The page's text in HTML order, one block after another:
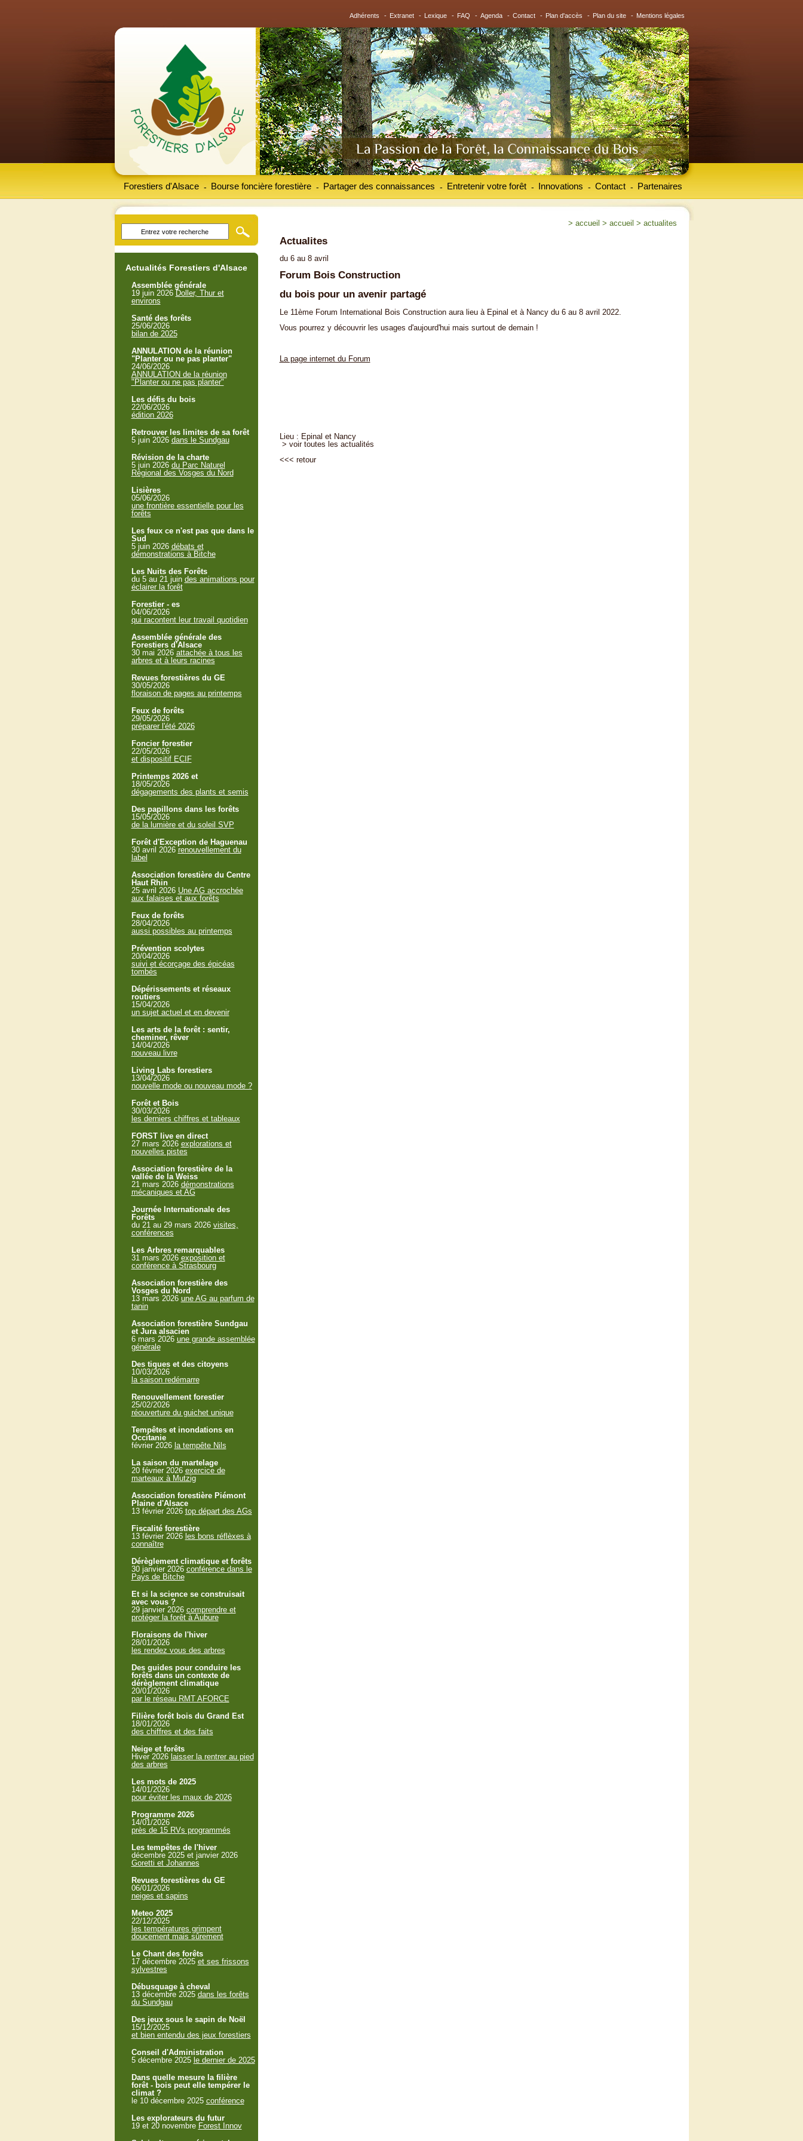
Adhérents - Extranet - Lexique - FAQ - Agenda - Contact - Plan d'accès - Plan du site - Mentions légales
Forestiers d'Alsace Bourse foncière forestière
- Partager des connaissances
- Entretenir votre forêt
- Innovations
- Contact
- Partenaires
-
> accueil > accueil > actualites
Actualites
du 6 au 8 avril
Forum Bois Construction
du bois pour un avenir partagé
Le 11ème Forum International Bois Construction aura lieu à Epinal et à Nancy du 6 au 8 avril 2022.
Vous pourrez y découvrir les usages d'aujourd'hui mais surtout de demain !
La page internet du Forum
Lieu : Epinal et Nancy
> voir toutes les actualités
<<< retour
Actualités Forestiers d'Alsace
Assemblée générale
19 juin 2026 Doller, Thur et
environs
Santé des forêts
25/06/2026
bilan de 2025
ANNULATION de la réunion
"Planter ou ne pas planter"
24/06/2026
ANNULATION de la réunion
"Planter ou ne pas planter"
Les défis du bois
22/06/2026
édition 2026
Retrouver les limites de sa forêt
5 juin 2026 dans le Sundgau
Révision de la charte
5 juin 2026 du Parc Naturel
Régional des Vosges du Nord
Lisières
05/06/2026
une frontière essentielle pour les
forêts
Les feux ce n'est pas que dans le
Sud
5 juin 2026 débats et
démonstrations à Bitche
Les Nuits des Forêts
du 5 au 21 juin des animations pour
éclairer la forêt
Forestier - es
04/06/2026
qui racontent leur travail quotidien
Assemblée générale des
Forestiers d'Alsace
30 mai 2026 attachée à tous les
arbres et à leurs racines
Revues forestières du GE
30/05/2026
floraison de pages au printemps
Feux de forêts
29/05/2026
préparer l'été 2026
Foncier forestier
22/05/2026
et dispositif ECIF
Printemps 2026 et
18/05/2026
dégagements des plants et semis
Des papillons dans les forêts
15/05/2026
de la lumière et du soleil SVP
Forêt d'Exception de Haguenau
30 avril 2026 renouvellement du
label
Association forestière du Centre
Haut Rhin
25 avril 2026 Une AG accrochée
aux falaises et aux forêts
Feux de forêts
28/04/2026
aussi possibles au printemps
Prévention scolytes
20/04/2026
suivi et écorçage des épicéas
tombés
Dépérissements et réseaux
routiers
15/04/2026
un sujet actuel et en devenir
Les arts de la forêt : sentir,
cheminer, rêver
14/04/2026
nouveau livre
Living Labs forestiers
13/04/2026
nouvelle mode ou nouveau mode ?
Forêt et Bois
30/03/2026
les derniers chiffres et tableaux
FORST live en direct
27 mars 2026 explorations et
nouvelles pistes
Association forestière de la
vallée de la Weiss
21 mars 2026 démonstrations
mécaniques et AG
Journée Internationale des
Forêts
du 21 au 29 mars 2026 visites,
conférences
Les Arbres remarquables
31 mars 2026 exposition et
conférence à Strasbourg
Association forestière des
Vosges du Nord
13 mars 2026 une AG au parfum de
tanin
Association forestière Sundgau
et Jura alsacien
6 mars 2026 une grande assemblée
générale
Des tiques et des citoyens
10/03/2026
la saison redémarre
Renouvellement forestier
25/02/2026
réouverture du guichet unique
Tempêtes et inondations en
Occitanie
février 2026 la tempête Nils
La saison du martelage
20 février 2026 exercice de
marteaux à Mutzig
Association forestière Piémont
Plaine d'Alsace
13 février 2026 top départ des AGs
Fiscalité forestière
13 février 2026 les bons réflèxes à
connaître
Dérèglement climatique et forêts
30 janvier 2026 conférence dans le
Pays de Bitche
Et si la science se construisait
avec vous ?
29 janvier 2026 comprendre et
protéger la forêt à Aubure
Floraisons de l'hiver
28/01/2026
les rendez vous des arbres
Des guides pour conduire les
forêts dans un contexte de
dérèglement climatique
20/01/2026
par le réseau RMT AFORCE
Filière forêt bois du Grand Est
18/01/2026
des chiffres et des faits
Neige et forêts
Hiver 2026 laisser la rentrer au pied
des arbres
Les mots de 2025
14/01/2026
pour éviter les maux de 2026
Programme 2026
14/01/2026
près de 15 RVs programmés
Les tempêtes de l'hiver
décembre 2025 et janvier 2026
Goretti et Johannes
Revues forestières du GE
06/01/2026
neiges et sapins
Meteo 2025
22/12/2025
les températures grimpent
doucement mais sûrement
Le Chant des forêts
17 décembre 2025 et ses frissons
sylvestres
Débusquage à cheval
13 décembre 2025 dans les forêts
du Sundgau
Des jeux sous le sapin de Noël
15/12/2025
et bien entendu des jeux forestiers
Conseil d'Administration
5 décembre 2025 le dernier de 2025
Dans quelle mesure la filière
forêt - bois peut elle tempérer le
climat ?
le 10 décembre 2025 conférence
Les explorateurs du futur
19 et 20 novembre Forest Innov